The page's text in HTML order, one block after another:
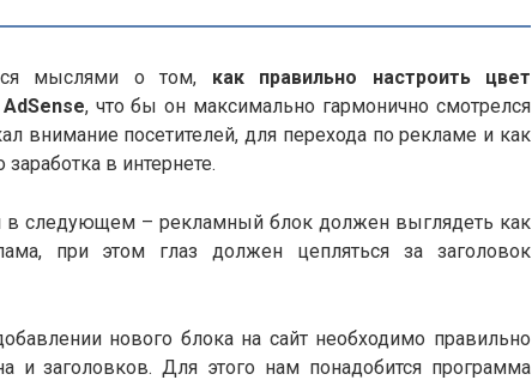
мыслями о том, как правильно настроить цвет
, что бы он максимально гармонично смотрелся
внимание посетителей, для перехода по рекламе и как
в интернете.
в следующем – рекламный блок должен выглядеть как
при этом глаз должен цепляться за заголовок
нового блока на сайт необходимо правильно
и заголовков. Для этого нам понадобится программа